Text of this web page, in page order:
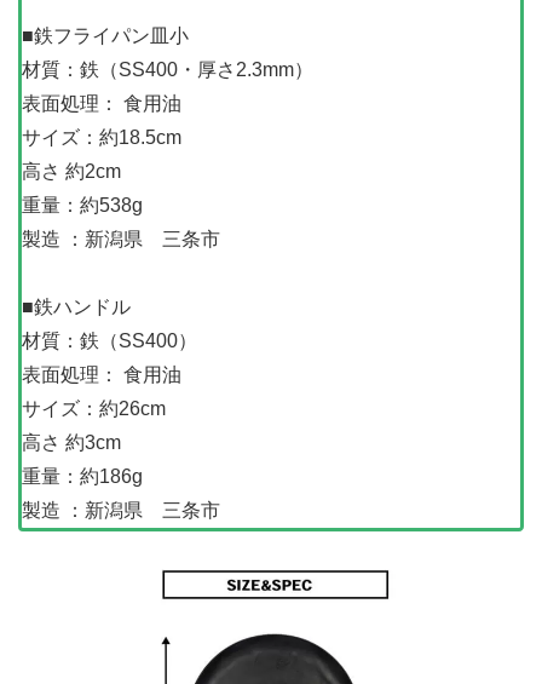
■鉄フライパン皿小
材質：鉄（SS400・厚さ2.3mm）
表面処理： 食用油
サイズ：約18.5cm
高さ 約2cm
重量：約538g
製造 ：新潟県 三条市
■鉄ハンドル
材質：鉄（SS400）
表面処理： 食用油
サイズ：約26cm
高さ 約3cm
重量：約186g
製造 ：新潟県 三条市